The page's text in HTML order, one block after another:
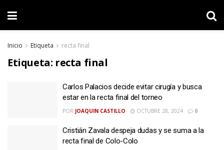
Inicio Etiqueta recta final
Etiqueta: recta final
Carlos Palacios decide evitar cirugía y busca
estar en la recta final del torneo
POR JOAQUIN CASTILLO OCTUBRE 28, 2024 0
Cristián Zavala despeja dudas y se suma a la
recta final de Colo-Colo